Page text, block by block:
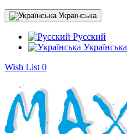
Українська
Русский
Українська
Wish List 0